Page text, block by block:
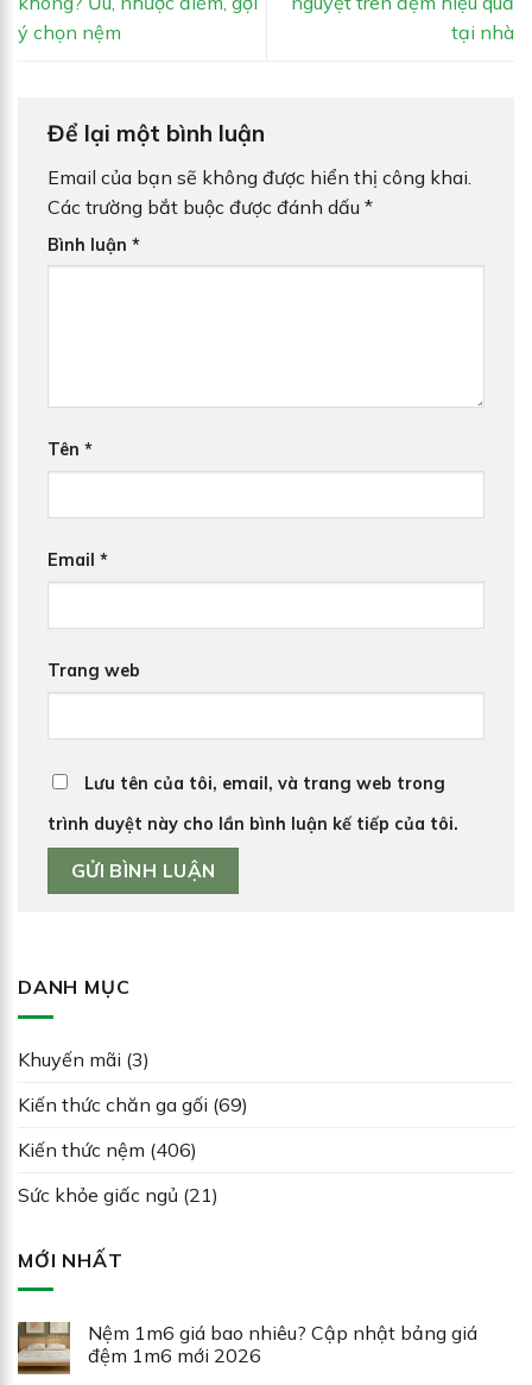
ý chọn nệm
tại nhà
Để lại một bình luận
Email của bạn sẽ không được hiển thị công khai.
Các trường bắt buộc được đánh dấu *
Bình luận *
Tên *
Email *
Trang web
Lưu tên của tôi, email, và trang web trong
trình duyệt này cho lần bình luận kế tiếp của tôi.
DANH MỤC
Khuyến mãi (3)
Kiến thức chăn ga gối (69)
Kiến thức nệm (406)
Sức khỏe giấc ngủ (21)
MỚI NHẤT
Nệm 1m6 giá bao nhiêu? Cập nhật bảng giá
đệm 1m6 mới 2026